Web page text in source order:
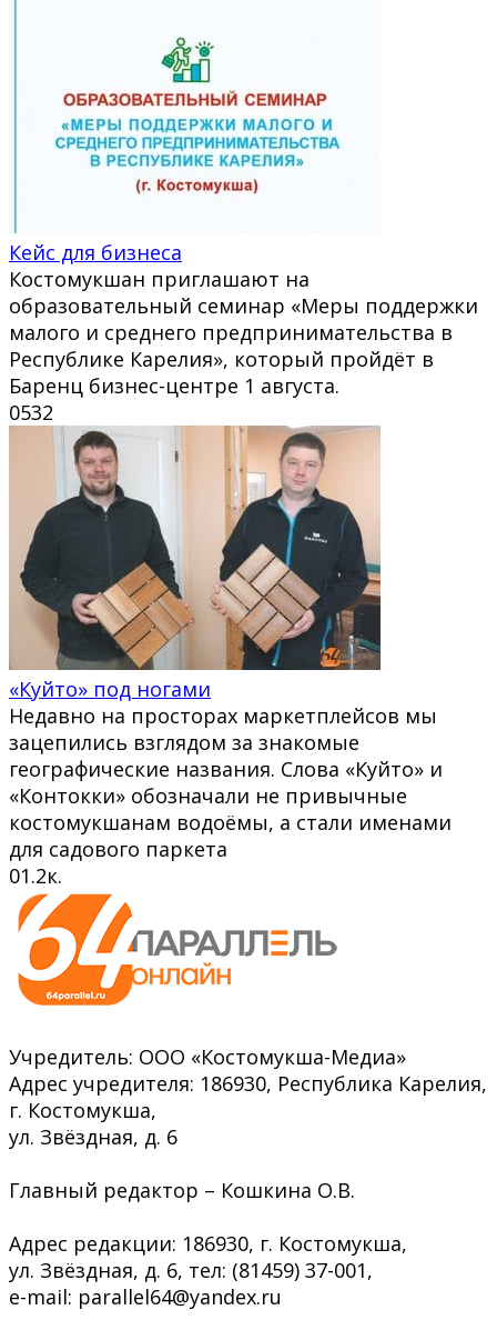
Кейс для бизнеса
Костомукшан приглашают на
образовательный семинар «Меры поддержки
малого и среднего предпринимательства в
Республике Карелия», который пройдёт в
Баренц бизнес-центре 1 августа.
0532
«Куйто» под ногами
Недавно на просторах маркетплейсов мы
зацепились взглядом за знакомые
географические названия. Слова «Куйто» и
«Контокки» обозначали не привычные
костомукшанам водоёмы, а стали именами
для садового паркета
01.2к.
Учредитель: ООО «Костомукша-Медиа»
Адрес учредителя: 186930, Республика Карелия,
г. Костомукша,
ул. Звёздная, д. 6
Главный редактор – Кошкина О.В.
Адрес редакции: 186930, г. Костомукша,
ул. Звёздная, д. 6, тел: (81459) 37-001,
e-mail: parallel64@yandex.ru